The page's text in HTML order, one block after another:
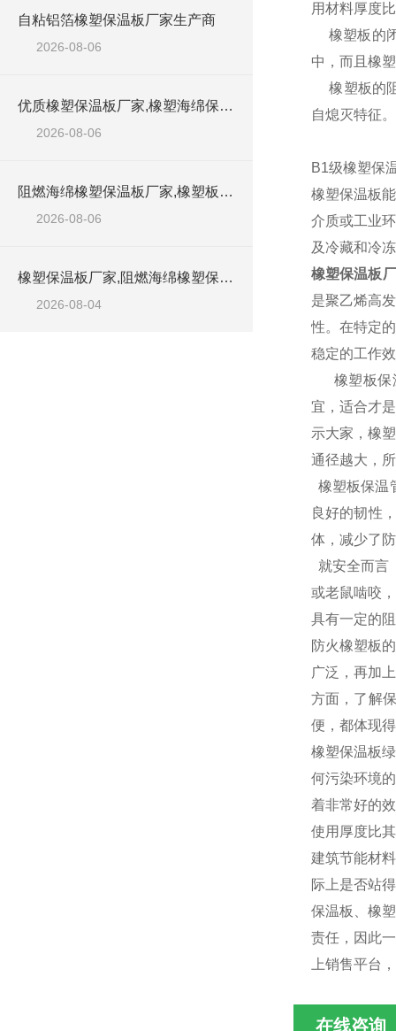
自粘铝箔橡塑保温板厂家生产商
2026-08-06
优质橡塑保温板厂家,橡塑海绵保温材料供货商
2026-08-06
阻燃海绵橡塑保温板厂家,橡塑板厂家销售点
2026-08-06
橡塑保温板厂家,阻燃海绵橡塑保温板厂家出售
2026-08-04
用材料厚度
橡塑板的闭
中，而且橡
橡塑板的阻
自熄灭特征
B1级橡塑保
橡塑保温板
介质或工业
及冷藏和冷
橡塑保温板
是聚乙烯高
性。在特定
稳定的工作
橡塑板保
宜，适合才
示大家，橡
通径越大，
橡塑板保温
良好的韧性
体，减少了
就安全而言
或老鼠啮咬
具有一定的
防火橡塑板
广泛，再加
方面，了解
便，都体现
橡塑保温板
何污染环境
着非常好的
使用厚度比
建筑节能材
际上是否站
保温板、橡
责任，因此
上销售平台
在线咨询